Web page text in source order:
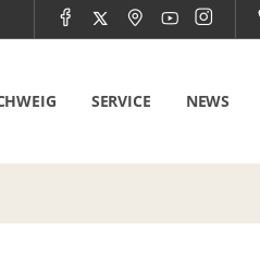
SERVICE NEWS